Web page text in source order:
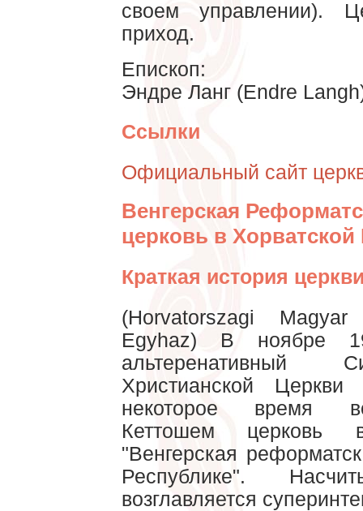
своем управлении).
приход.
Епископ:
Эндре Ланг (Endre
Ссылки
Официальный сайт
Венгерская
церковь в Хорватской
Краткая история
(Horvatorszagi
Egyhaz) В ноябре
альтеренативный
Христианской
некоторое время
Кеттошем церковь
"Венгерская
Республике".
возглавляется